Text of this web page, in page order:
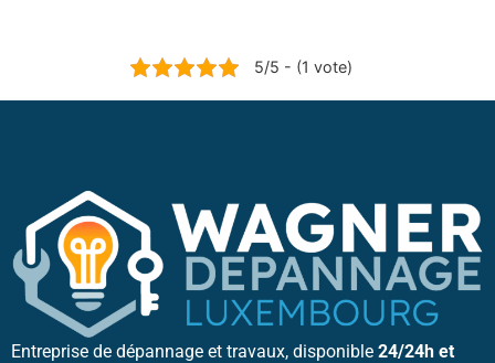
5/5 - (1 vote)
Entreprise de dépannage et travaux, disponible 24/24h et